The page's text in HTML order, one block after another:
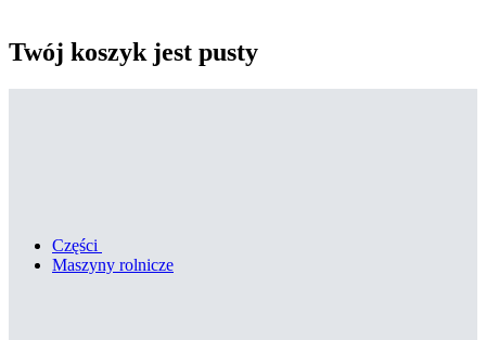
Twój koszyk jest pusty
Części
Maszyny rolnicze